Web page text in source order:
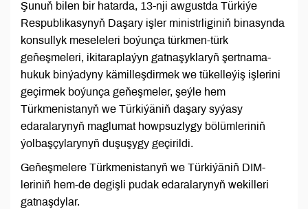
Şunuň bilen bir hatarda, 13-nji awgustda Türkiýe
Respublikasynyň Daşary işler ministrliginiň binasynda
konsullyk meseleleri boýunça türkmen-türk
geňeşmeleri, ikitaraplaýyn gatnaşyklaryň şertnama-
hukuk binýadyny kämilleşdirmek we tükelleýiş işlerini
geçirmek boýunça geňeşmeler, şeýle hem
Türkmenistanyň we Türkiýäniň daşary syýasy
edaralarynyň maglumat howpsuzlygy bölümleriniň
ýolbaşçylarynyň duşuşygy geçirildi.
Geňeşmelere Türkmenistanyň we Türkiýäniň DIM-
leriniň hem-de degişli pudak edaralarynyň wekilleri
gatnaşdylar.